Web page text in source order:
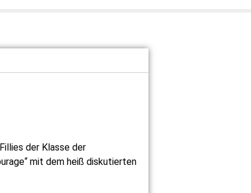
der Klasse der
mit dem heiß diskutierten